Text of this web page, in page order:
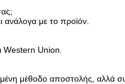
ανάλογα με το προϊόν.
Western Union.
μέθοδο αποστολής, αλλά